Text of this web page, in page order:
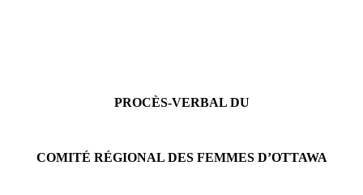
PROCÈS-VERBAL DU
COMITÉ RÉGIONAL DES FEMMES D’OTTAWA